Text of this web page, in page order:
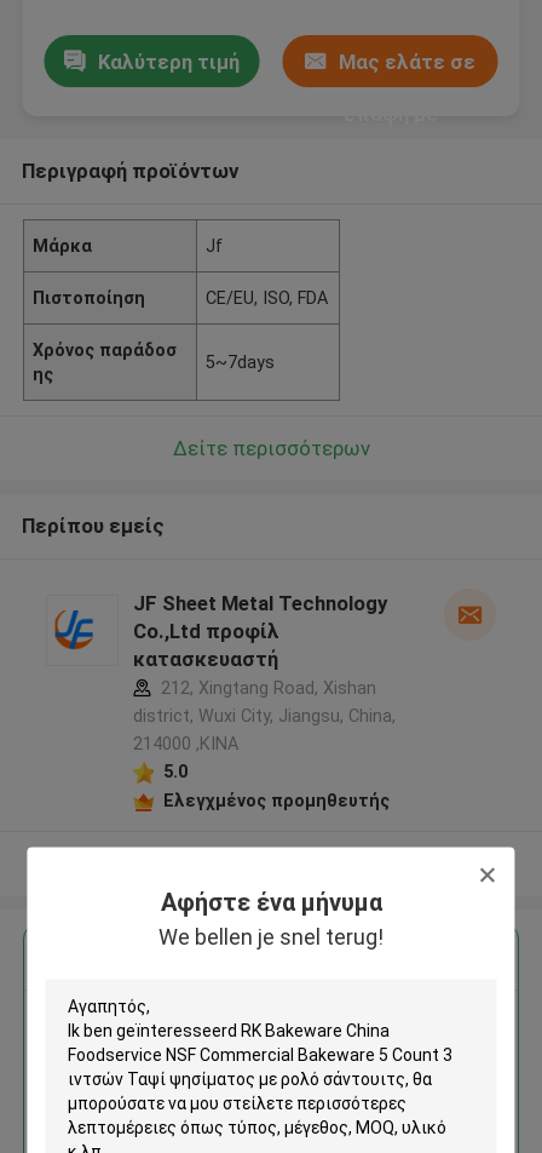
Αφήστε ένα μήνυμα
We bellen je snel terug!
Καλύτερη τιμή Μας ελάτε σε
Περιγραφή προϊόντων
Μάρκα Jf
Πιστοποίηση CE/EU, ISO, FDA
Χρόνος παράδοσ
ης
5~7days
Δείτε περισσότερων
Περίπου εμείς
JF Sheet Metal Technology
Co.,Ltd προφίλ
κατασκευαστή
212, Xingtang Road, Xishan
district, Wuxi City, Jiangsu, China,
214000 ,ΚΙΝΑ
5.0
Ελεγχμένος προμηθευτής
Αποκτήστε την καλύτερη τιμή για
RK Bakeware China Foodservice
NSF Commercial Bakeware 5
Count 3 ιντσών Ταψί
ψησίματος με ρολό σάντουιτς